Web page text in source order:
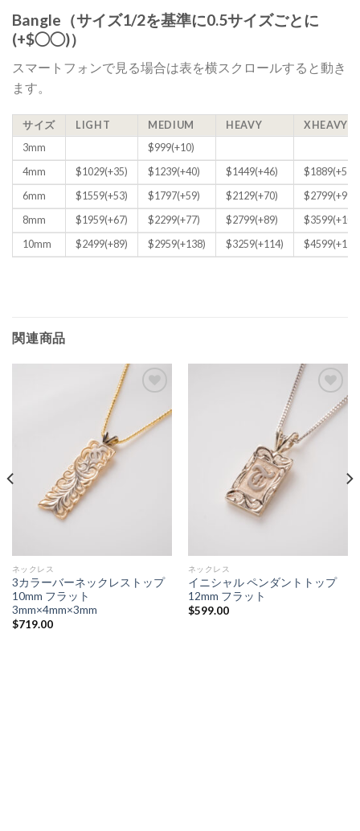
Bangle（サイズ1/2を基準に0.5サイズごとに
(+$◯◯)）
スマートフォンで見る場合は表を横スクロールすると動き
ます。
サイズ LIGHT MEDIUM HEAVY
XHEAVY
3mm
$999(+10)
4mm
$1029(+35) $1239(+40) $1449(+46)
$1889(+57)
6mm
$1559(+53) $1797(+59) $2129(+70)
$2799(+99)
8mm
$1959(+67) $2299(+77) $2799(+89)
10mm
$2499(+89) $2959(+138) $3259(+114)
関連商品
Wishlist
ネックレス
3カラーバーネックレストップ
10mm フラット
3mm×4mm×3mm
$719.00
Wishlist
ネックレス
イニシャル ペンダントトップ
12mm フラット
$599.00